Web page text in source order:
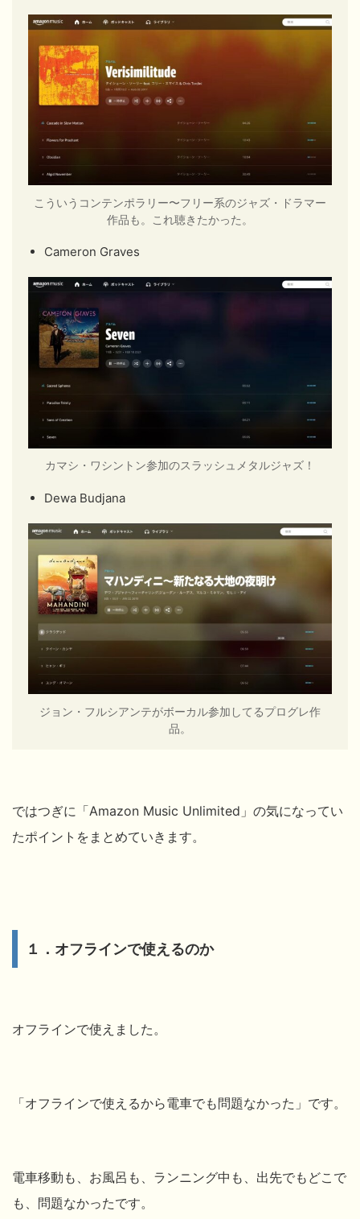
こういうコンテンポラリー〜フリー系のジャズ・ドラマー
作品も。これ聴きたかった。
Cameron Graves
カマシ・ワシントン参加のスラッシュメタルジャズ！
Dewa Budjana
ジョン・フルシアンテがボーカル参加してるプログレ作
品。
ではつぎに 「Amazon Music Unlimited」の気になってい
たポイントをまとめていきます。
１．オフラインで使えるのか
オフラインで使えました。
「オフラインで使えるから電車でも問題なかった」です。
電車移動も、お風呂も、ランニング中も、出先でもどこで
も、問題なかったです。